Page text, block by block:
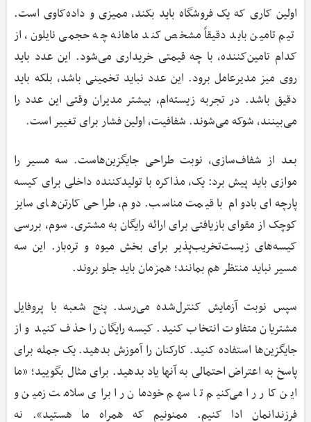
اولین کاری که یک فروشگاه باید بکند، ممیزی و داده‌کاوی است.
تیم تامین باید دقیقاً مشخص کند ماهانه چه حجمی نایلون، از
کدام تامین‌کننده، با چه قیمتی خریداری می‌شود. این عدد باید
روی میز مدیرعامل برود. این عدد نباید تخمینی باشد، بلکه باید
دقیق باشد. در تجربه زیسته‌ام، بیشتر مدیران وقتی این عدد را
می‌بینند، شوکه می‌شوند. شفافیت، اولین فشار برای تغییر است.
بعد از شفاف‌سازی، نوبت طراحی جایگزین‌هاست. سه مسیر را
موازی باید پیش برد: یک، مذاکره با تولیدکننده داخلی برای کیسه
پارچه‌ای بادوام با قیمت مناسب. دوم، طراحی کارتن‌های سایز
کوچک از مقوای بازیافتی برای ارائه رایگان به مشتری. سوم، بررسی
کیسه‌های زیست‌تخریب‌پذیر برای بخش میوه و تره‌بار. این سه
مسیر نباید منتظر هم بمانند؛ همزمان باید جلو بروند.
سپس نوبت آزمایش کنترل‌شده می‌رسد. پنج شعبه با پروفایل
مشتریان متفاوت انتخاب کنید. کیسه رایگان را حذف کنید و از
جایگزین‌ها استفاده کنید. کارکنان را آموزش بدهید. یک جمله برای
پاسخ به اعتراض احتمالی به آنها یاد بدهید. برای مثال بگویید؛ «ما
این کار را می‌کنیم تا سهم خودمان را برای سلامت زمین و
فرزندانمان ادا کنیم. ممنونیم که همراه ما هستید». نه